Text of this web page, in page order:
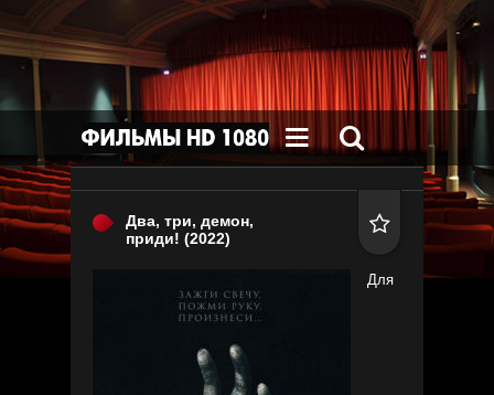
 
Два, три, демон,
приди! (2022)

Для